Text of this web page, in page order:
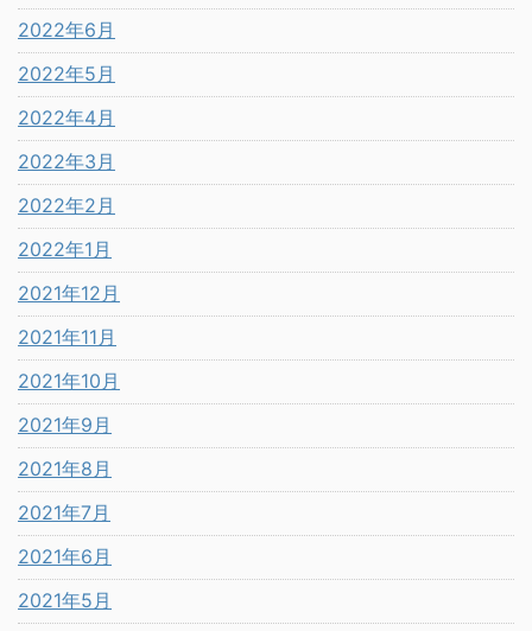
2022年6月
2022年5月
2022年4月
2022年3月
2022年2月
2022年1月
2021年12月
2021年11月
2021年10月
2021年9月
2021年8月
2021年7月
2021年6月
2021年5月